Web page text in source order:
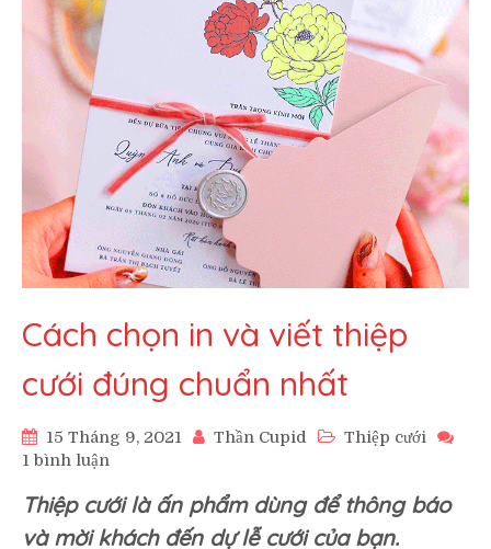
Cách chọn in và viết thiệp
cưới đúng chuẩn nhất
15 Tháng 9, 2021 Thần Cupid
Thiệp cưới
1 bình luận
chọn
in
Thiệp cưới là ấn phẩm dùng để thông báo
và mời khách đến dự lễ cưới của bạn.